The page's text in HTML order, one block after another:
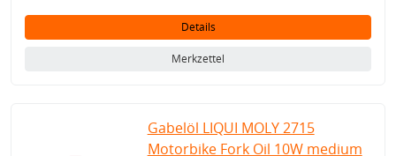
Details
Merkzettel
Gabelöl LIQUI MOLY 2715
Motorbike Fork Oil 10W medium